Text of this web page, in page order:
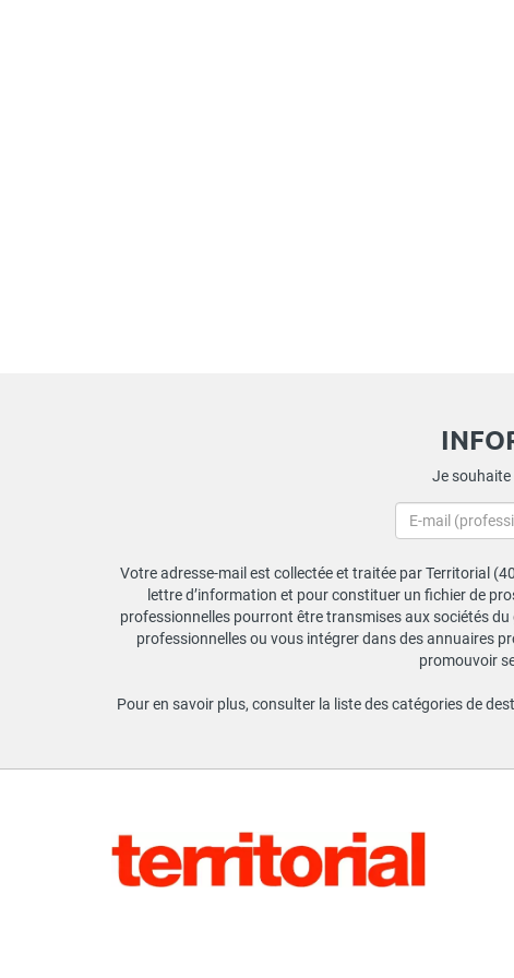
Je souhaite
Votre adresse-mail est collectée et traitée par Territorial
lettre d’information et pour constituer un fichier de
professionnelles pourront être transmises aux sociétés
professionnelles ou vous intégrer dans des annuaires
promouvoir
Pour en savoir plus, consulter la liste des catégories de